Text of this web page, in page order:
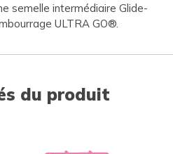
semelle intermédiaire Glide-
ULTRA GO®.
du produit